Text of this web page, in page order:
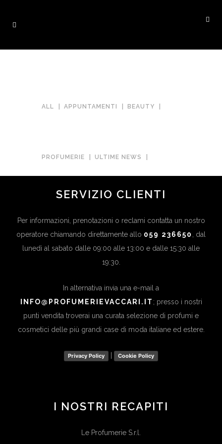
ALL APPUNTAMENTI BEAUTY
PROFUMERIE ULTIME NEWS
SERVIZIO CLIENTI
Per informazioni, prenotazioni o reclami contatta un nostro
operatore chiamando direttamente allo 059 236650
, dal
lunedì al sabato dalle 09:00 alle 13:00 e dalle 15:30 alle
19:30.
In alternativa invia una e-mail a
INFO@PROFUMERIEVACCARI.IT ; presso i nostri
punti vendita troverai una curata selezione di profumi e
cosmetici delle più grandi case di moda italiane ed estere.
Privacy Policy Cookie Policy
I NOSTRI RECAPITI
Le Profumerie S.r.l.